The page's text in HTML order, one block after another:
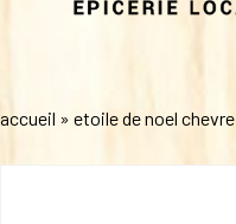
accueil » etoile de noel chevre